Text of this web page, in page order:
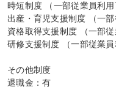
時短制度 （一部従業員利用
出産・育児支援制度 （一部
資格取得支援制度 （一部従
研修支援制度 （一部従業員
その他制度
退職金：有